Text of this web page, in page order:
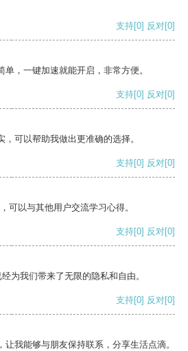
支持[0] 反对[0]
，一键加速就能开启，非常方便。
支持[0] 反对[0]
可以帮助我做出更准确的选择。
支持[0] 反对[0]
可以与其他用户交流学习心得。
支持[0] 反对[0]
为我们带来了无限的隐私和自由。
支持[0] 反对[0]
我能够与朋友保持联系，分享生活点滴。